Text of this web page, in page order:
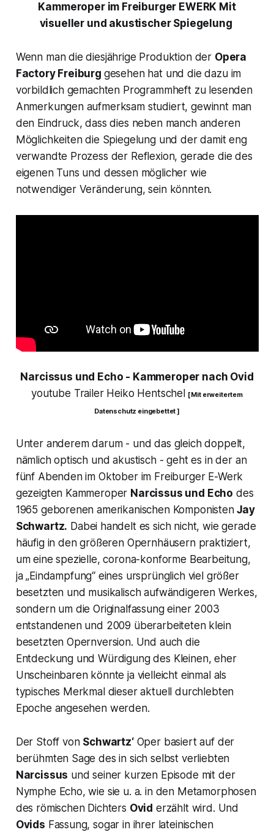
Kammeroper im Freiburger EWERK Mit
visueller und akustischer Spiegelung
Wenn man die diesjährige Produktion der Opera
Factory Freiburg gesehen hat und die dazu im
vorbildlich gemachten Programmheft zu lesenden
Anmerkungen aufmerksam studiert, gewinnt man
den Eindruck, dass dies neben manch anderen
Möglichkeiten die Spiegelung und der damit eng
verwandte Prozess der Reflexion, gerade die des
eigenen Tuns und dessen möglicher wie
notwendiger Veränderung, sein könnten.
Narcissus und Echo - Kammeroper nach Ovid
youtube Trailer Heiko Hentschel [ Mit erweitertem
Datenschutz eingebettet ]
Unter anderem darum - und das gleich doppelt,
nämlich optisch und akustisch - geht es in der an
fünf Abenden im Oktober im Freiburger E-Werk
gezeigten Kammeroper Narcissus und Echo des
1965 geborenen amerikanischen KomponistenJay
Schwartz. Dabei handelt es sich nicht, wie gerade
häufig in den größeren Opernhäusern praktiziert,
um eine spezielle, corona-konforme Bearbeitung,
ja „Eindampfung“ eines ursprünglich viel größer
besetzten und musikalisch aufwändigeren Werkes,
sondern um die Originalfassung einer 2003
entstandenen und 2009 überarbeiteten klein
besetzten Opernversion. Und auch die
Entdeckung und Würdigung des Kleinen, eher
Unscheinbaren könnte ja vielleicht einmal als
typisches Merkmal dieser aktuell durchlebten
Epoche angesehen werden.
Der Stoff von Schwartz‘Oper basiert auf der
berühmten Sage des in sich selbst verliebten
Narcissus und seiner kurzen Episode mit der
Nymphe Echo, wie sie u. a. in den Metamorphosen
des römischen Dichters Ovid erzählt wird. Und
Ovids Fassung, sogar in ihrer lateinischen